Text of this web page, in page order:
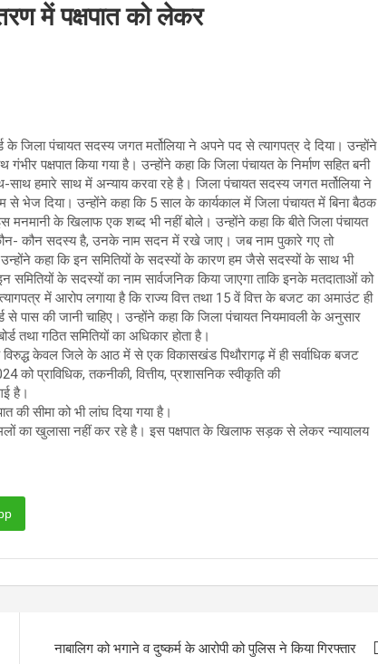
में पक्षपात को लेकर
के जिला पंचायत सदस्य जगत मर्तोलिया ने अपने पद से त्यागपत्र दे दिया। उन्होंने
पक्षपात किया गया है। उन्होंने कहा कि जिला पंचायत के निर्माण सहित बनी
हमारे साथ में अन्याय करवा रहे है। जिला पंचायत सदस्य जगत मर्तोलिया ने
से भेज दिया। उन्होंने कहा कि 5 साल के कार्यकाल में जिला पंचायत में बिना बैठक
के खिलाफ एक शब्द भी नहीं बोले। उन्होंने कहा कि बीते जिला पंचायत
कौन सदस्य है, उनके नाम सदन में रखे जाए। जब नाम पुकारे गए तो
कहा कि इन समितियों के सदस्यों के कारण हम जैसे सदस्यों के साथ भी
समितियों के सदस्यों का नाम सार्वजनिक किया जाएगा ताकि इनके मतदाताओं को
में आरोप लगाया है कि राज्य वित्त तथा 15 वें वित्त के बजट का अमाउंट ही
पास की जानी चाहिए। उन्होंने कहा कि जिला पंचायत नियमावली के अनुसार
तथा गठित समितियों का अधिकार होता है।
केवल जिले के आठ में से एक विकासखंड पिथौरागढ़ में ही सर्वाधिक बजट
को प्राविधिक, तकनीकी, वित्तीय, प्रशासनिक स्वीकृति की
है।
की सीमा को भी लांघ दिया गया है।
का खुलासा नहीं कर रहे है। इस पक्षपात के खिलाफ सड़क से लेकर न्यायालय
नाबालिग को भगाने व दुष्कर्म के आरोपी को पुलिस ने किया गिरफ्तार